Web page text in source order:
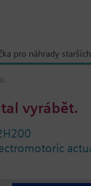
pro náhrady
vyrábět.